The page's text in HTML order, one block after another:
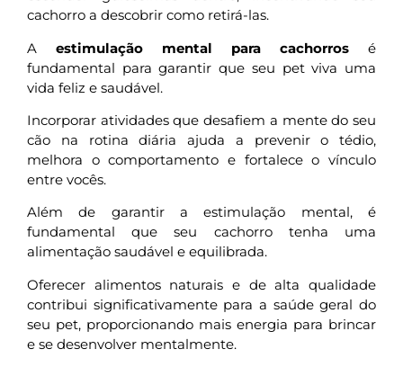
cachorro a descobrir como retirá-las.
A estimulação mental para cachorros é
fundamental para garantir que seu pet viva uma
vida feliz e saudável.
Incorporar atividades que desafiem a mente do seu
cão na rotina diária ajuda a prevenir o tédio,
melhora o comportamento e fortalece o vínculo
entre vocês.
Além de garantir a estimulação mental, é
fundamental que seu cachorro tenha uma
alimentação saudável e equilibrada.
Oferecer alimentos naturais e de alta qualidade
contribui significativamente para a saúde geral do
seu pet, proporcionando mais energia para brincar
e se desenvolver mentalmente.